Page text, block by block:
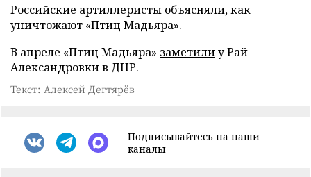
Российские артиллеристы объясняли, как
уничтожают «Птиц Мадьяра».
В апреле «Птиц Мадьяра» заметилиу Рай-
Александровки в ДНР.
Текст: Алексей Дегтярёв
Подписывайтесь на наши
каналы